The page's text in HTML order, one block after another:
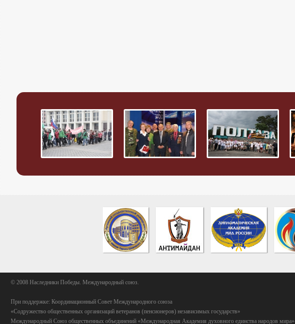
© 2008 Наследники Победы. Международный союз.
При поддержке: Координационный Совет Международного союза
«Содружество общественных организаций ветеранов (пенсионеров) независимых государств»
Международный Союз общественных объединений «Международная Академия духовного единства народов мира»